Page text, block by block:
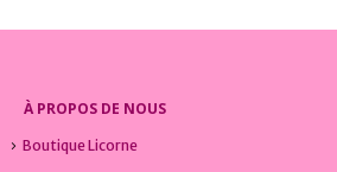
produit
À PROPOS DE NOUS
Boutique Licorne